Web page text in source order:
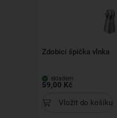
Zdobicí špička vlnka
skladem
59,00 Kč
Vložit do košíku